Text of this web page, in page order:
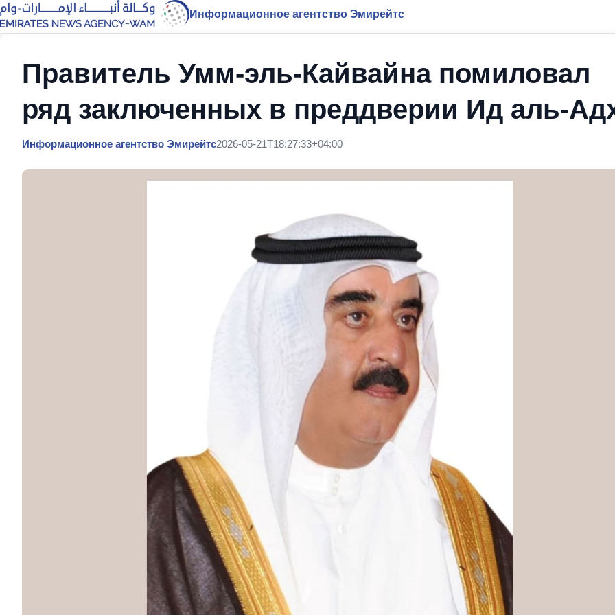
Информационное агентство Эмирейтс
Правитель Умм-эль-Кайвайна помиловал
ряд заключенных в преддверии Ид аль-
Информационное агентство Эмирейтс2026-05-21T18:27:33+04:00